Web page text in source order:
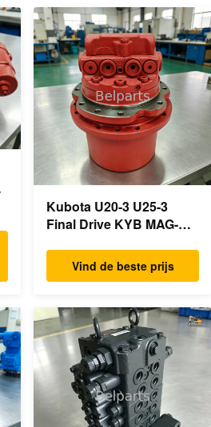
Kubota U20-3 U25-3
Final Drive KYB MAG-
Reismotor B0240-18076
RB511-61290 RB559-
mini-
graafmachineonderdelen
Vind de beste prijs